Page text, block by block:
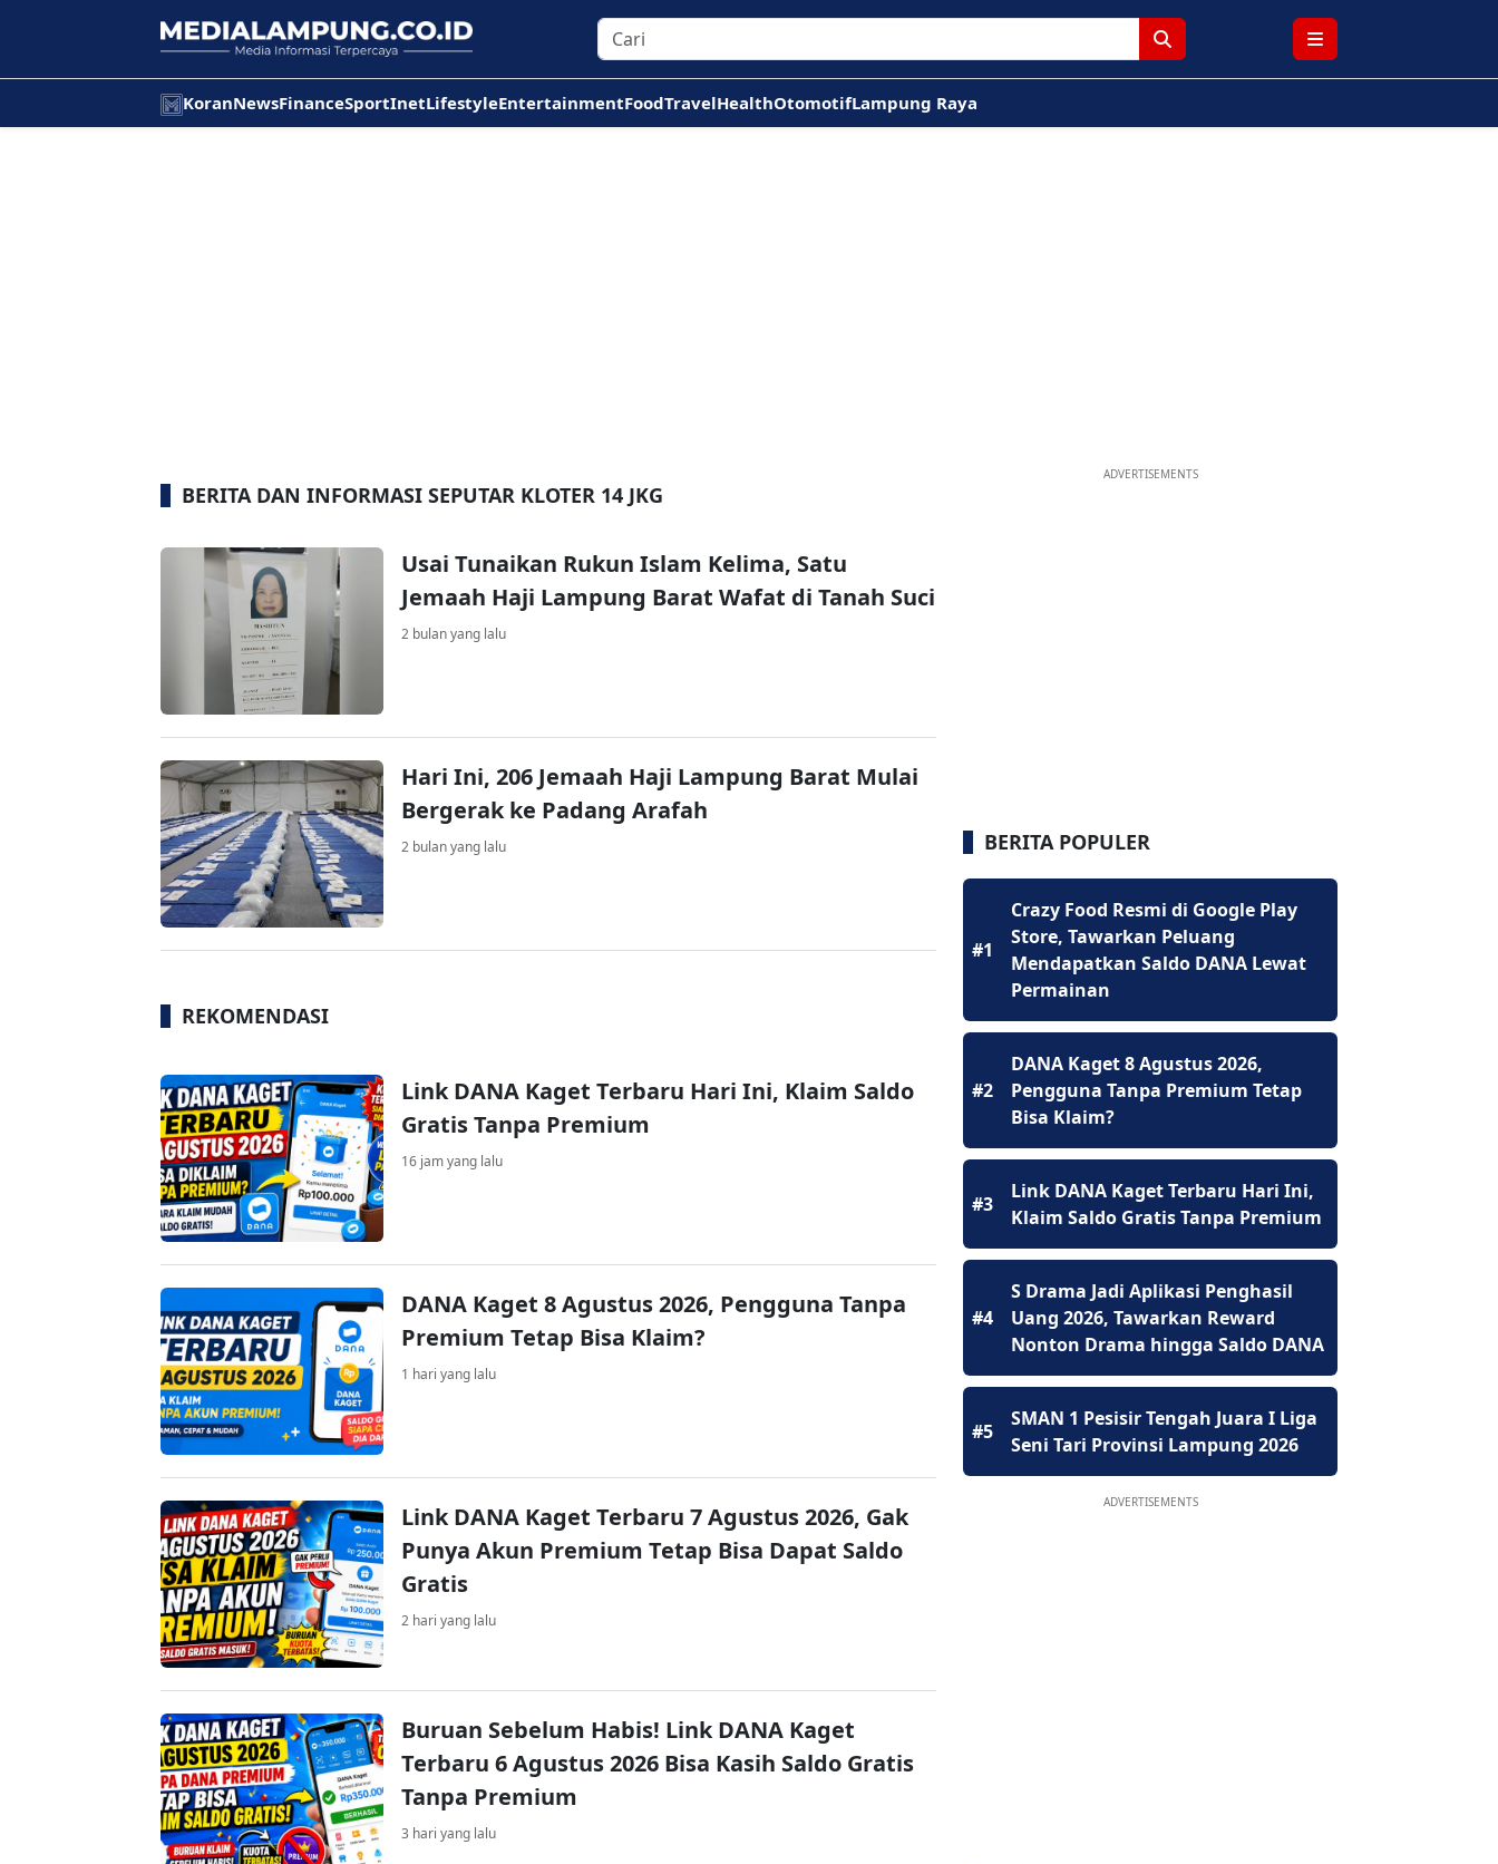
KoranNewsFinanceSportInetLifestyleEntertainmentFoodTravelHealthOtomotifLampung Raya
BERITA DAN INFORMASI SEPUTAR KLOTER 14 JKG
Usai Tunaikan Rukun Islam Kelima, Satu
Jemaah Haji Lampung Barat Wafat di Tanah Suci
2 bulan yang lalu
Hari Ini, 206 Jemaah Haji Lampung Barat Mulai
Bergerak ke Padang Arafah
2 bulan yang lalu
REKOMENDASI
Link DANA Kaget Terbaru Hari Ini, Klaim Saldo
Gratis Tanpa Premium
16 jam yang lalu
DANA Kaget 8 Agustus 2026, Pengguna Tanpa
Premium Tetap Bisa Klaim?
1 hari yang lalu
Link DANA Kaget Terbaru 7 Agustus 2026, Gak
Punya Akun Premium Tetap Bisa Dapat Saldo
Gratis
2 hari yang lalu
Buruan Sebelum Habis! Link DANA Kaget
Terbaru 6 Agustus 2026 Bisa Kasih Saldo Gratis
Tanpa Premium
3 hari yang lalu
ADVERTISEMENTS
BERITA POPULER
#1
Crazy Food Resmi di Google Play
Store, Tawarkan Peluang
Mendapatkan Saldo DANA Lewat
Permainan
#2
DANA Kaget 8 Agustus 2026,
Pengguna Tanpa Premium Tetap
Bisa Klaim?
#3
Link DANA Kaget Terbaru Hari Ini,
Klaim Saldo Gratis Tanpa Premium
#4
S Drama Jadi Aplikasi Penghasil
Uang 2026, Tawarkan Reward
Nonton Drama hingga Saldo DANA
#5
SMAN 1 Pesisir Tengah Juara I Liga
Seni Tari Provinsi Lampung 2026
ADVERTISEMENTS